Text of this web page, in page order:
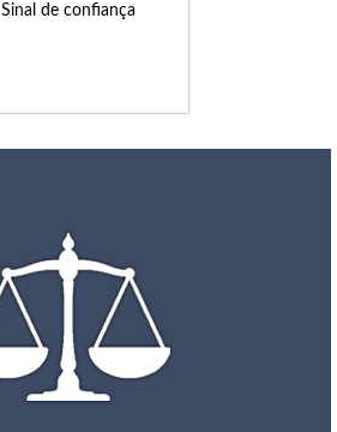
Sinal de confiança